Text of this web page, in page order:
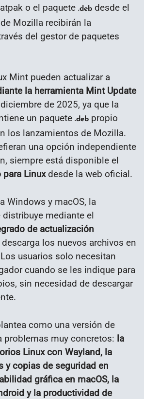
o el paquete .deb desde el
Mozilla recibirán la
del gestor de paquetes
Mint pueden actualizar a
la herramienta Mint Update
de 2025, ya que la
un paquete .deb propio
los lanzamientos de Mozilla.
una opción independiente
siempre está disponible el
Linuxdesde la web oficial.
Windows y macOS, la
mediante el
de actualización
descarga los nuevos archivos en
usuarios solo necesitan
cuando se les indique para
sin necesidad de descargar
como una versión de
problemas muy concretos: la
Linux con Wayland, la
y copias de seguridad en
gráfica en macOS, la
y la productividad de